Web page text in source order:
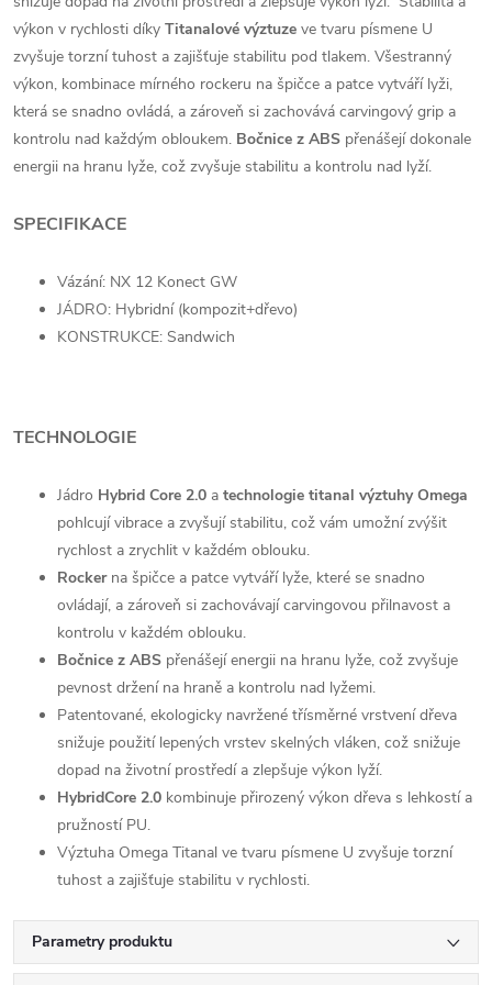
výkon v rychlosti díky Titanalové výztuze ve tvaru písmene U
zvyšuje torzní tuhost a zajišťuje stabilitu pod tlakem. Všestranný
výkon, kombinace mírného rockeru na špičce a patce vytváří lyži,
která se snadno ovládá, a zároveň si zachovává carvingový grip a
kontrolu nad každým obloukem. Bočnice z ABS přenášejí dokonale
energii na hranu lyže, což zvyšuje stabilitu a kontrolu nad lyží.
SPECIFIKACE
Vázání: NX 12 Konect GW
JÁDRO: Hybridní (kompozit+dřevo)
KONSTRUKCE: Sandwich
TECHNOLOGIE
Jádro Hybrid Core 2.0 a technologie titanal výztuhy Omega
pohlcují vibrace a zvyšují stabilitu, což vám umožní zvýšit
rychlost a zrychlit v každém oblouku.
Rockerna špičce a patce vytváří lyže, které se snadno
ovládají, a zároveň si zachovávají carvingovou přilnavost a
kontrolu v každém oblouku.
Bočnice z ABS přenášejí energii na hranu lyže, což zvyšuje
pevnost držení na hraně a kontrolu nad lyžemi.
Patentované, ekologicky navržené třísměrné vrstvení dřeva
snižuje použití lepených vrstev skelných vláken, což snižuje
dopad na životní prostředí a zlepšuje výkon lyží.
HybridCore 2.0 kombinuje přirozený výkon dřeva s lehkostí a
pružností PU.
Výztuha Omega Titanal ve tvaru písmene U zvyšuje torzní
tuhost a zajišťuje stabilitu v rychlosti.
Parametry produktu